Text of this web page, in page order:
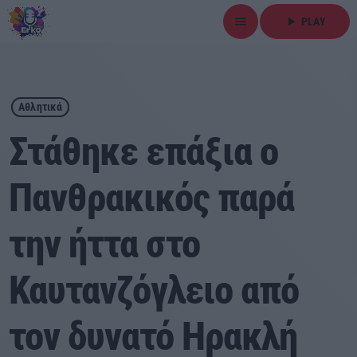
menu play_arrow PLAY
close
play_arrow ΕΡΚΟ
Αρχική
Εκπομπές
Ειδήσεις
Αθλητικά
Αθλητικά
Στάθηκε επάξια ο
Πανθρακικός παρά
την ήττα στο
Καυτανζόγλειο από
τον δυνατό Ηρακλή